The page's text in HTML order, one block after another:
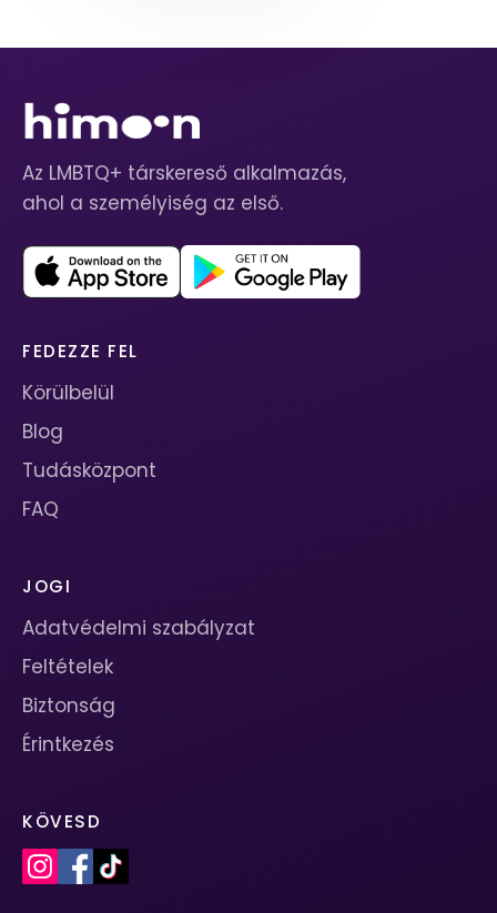
Az LMBTQ+ társkereső alkalmazás,
ahol a személyiség az első.
FEDEZZE FEL
Körülbelül
Blog
Tudásközpont
FAQ
JOGI
Adatvédelmi szabályzat
Feltételek
Biztonság
Érintkezés
KÖVESD